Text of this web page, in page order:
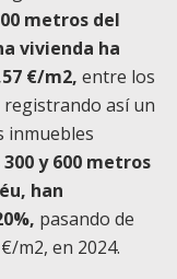
metros del
vivienda ha
€/m2, entre los
registrando así un
inmuebles
y 600 metros
han
pasando de
m2, en 2024.